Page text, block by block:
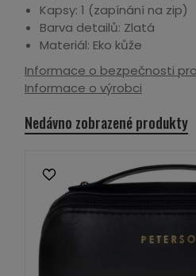
Kapsy: 1 (zapínání na zip)
Barva detailů: Zlatá
Materiál: Eko kůže
Informace o bezpečnosti
Informace o výrobci
Nedávno zobrazené produkty